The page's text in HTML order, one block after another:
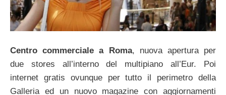
Centro commerciale a Roma, nuova apertura per
due stores all’interno del multipiano all’Eur. Poi
internet gratis ovunque per tutto il perimetro della
Galleria ed un nuovo magazine con aggiornamenti